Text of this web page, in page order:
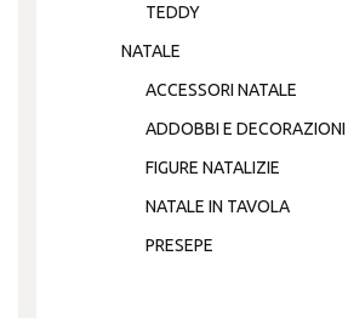
TEDDY
NATALE
ACCESSORI NATALE
ADDOBBI E DECORAZIONI
FIGURE NATALIZIE
NATALE IN TAVOLA
PRESEPE